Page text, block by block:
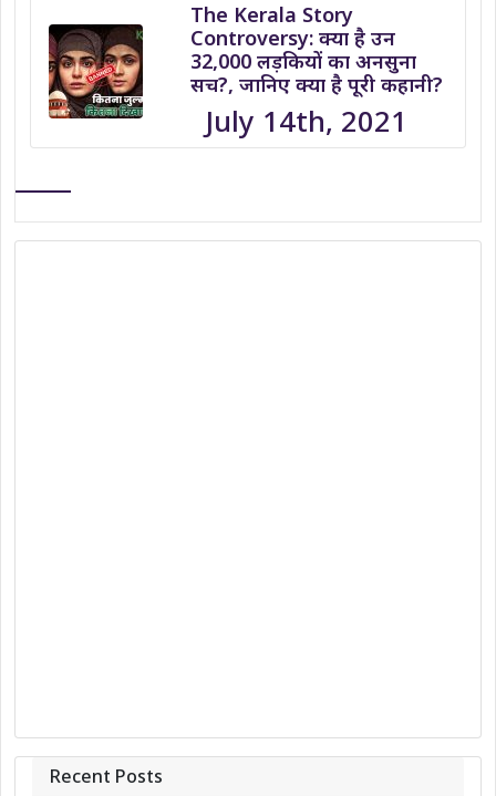
The Kerala Story
Controversy: क्या है उन
32,000 लड़कियों का अनसुना
सच?, जानिए क्या है पूरी कहानी?
July 14th, 2021
Recent Posts